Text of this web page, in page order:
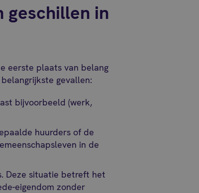
geschillen in
eerste plaats van belang
gevallen:
bijvoorbeeld (werk,
huurders of de
in de
Deze situatie betreft het
eigendom zonder